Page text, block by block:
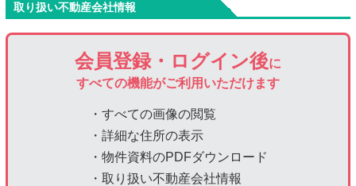
取り扱い不動産会社情報
会員登録・ログイン後に
すべての機能がご利用いただけます
・すべての画像の閲覧
・詳細な住所の表示
・物件資料のPDFダウンロード
・取り扱い不動産会社情報